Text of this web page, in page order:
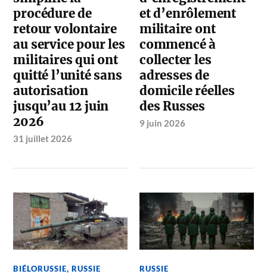
procédure de
retour volontaire
au service pour les
militaires qui ont
quitté l’unité sans
autorisation
jusqu’au 12 juin
2026
31 juillet 2026
et d’enrôlement
militaire ont
commencé à
collecter les
adresses de
domicile réelles
des Russes
9 juin 2026
BIÉLORUSSIE,RUSSIE RUSSIE